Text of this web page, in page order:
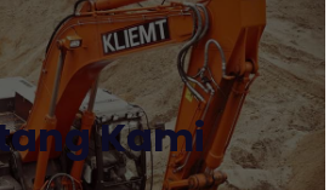
Kami